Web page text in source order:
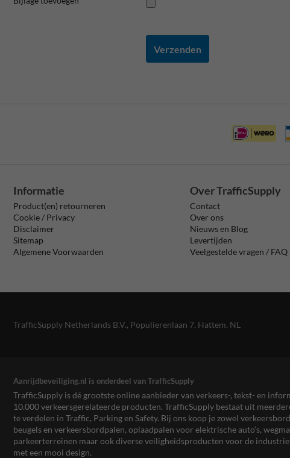
Verzenden
Informatie
Product(en) retourneren
Cookie / Privacy
Disclaimer
Sitemap
Algemene Voorwaarden
Over TrafficSupply
Contact
Over ons
Nieuws en Blog
Levertijden
Veelgestelde vragen / FAQ
TrafficSupply Netherlands B.V., Populierenlaan 7, Hattem, NL
Aanrijdbeveiliging.nl is onderdeel van TrafficSupply
TrafficSupply is dé grootste online aanbieder van verkeers-, tekst- en
10.000 verkeersgerelateerde producten. TrafficSupply bestaat uit
te verdelen in Traffic, Parking en Safety. Bij ons koop je zowel
beugels en verkeersbordpalen, oplaadpalen voor elektrische auto’s,
parkeerterreinen maar ook diverse veiligheidsproducten voor de
met een mooi design.